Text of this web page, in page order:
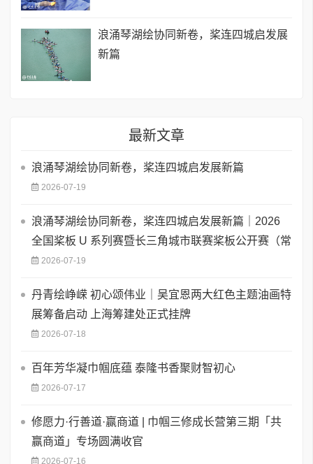
浪涌琴湖绘协同新卷，桨连四城启发展
新篇
最新文章
浪涌琴湖绘协同新卷，桨连四城启发展新篇
2026-07-19
浪涌琴湖绘协同新卷，桨连四城启发展新篇｜2026
全国桨板 U 系列赛暨长三角城市联赛桨板公开赛（常
2026-07-19
丹青绘峥嵘 初心颂伟业｜吴宜恩两大红色主题油画特
展筹备启动 上海筹建处正式挂牌
2026-07-18
百年芳华凝巾帼底蕴 泰隆书香聚财智初心
2026-07-17
修愿力·行善道·赢商道 | 巾帼三修成长营第三期「共
赢商道」专场圆满收官
2026-07-16